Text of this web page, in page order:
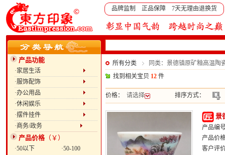
品牌监制 正品保障 7天无理由退换货
产品功能
·家居生活
·服饰配饰
·办公用品
·休闲娱乐
·摆件挂件
·商务/政务
产品价格（￥）
·50以下
·50-100
所有分类
同类：景德镇原矿釉高温陶
找到相关宝贝 12 件
价格： 请选择 排序方式：
景
产品编
产品价
客户评